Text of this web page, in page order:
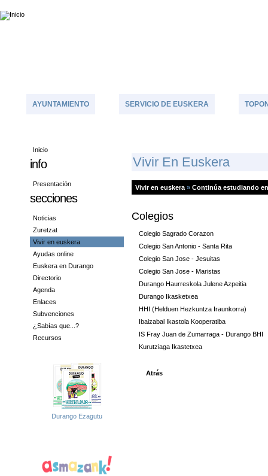
AYUNTAMIENTO SERVICIO DE EUSKERA
Inicio
info
Presentación
secciones
Noticias
Zuretzat
Vivir en euskera
Ayudas online
Euskera en Durango
Directorio
Agenda
Enlaces
Subvenciones
¿Sabías que...?
Recursos
Durango Ezagutu
VIvir En Euskera
Vivir en euskera » Continúa estudiando
Colegios
Colegio Sagrado Corazon
Colegio San Antonio - Santa Rita
Colegio San Jose - Jesuitas
Colegio San Jose - Maristas
Durango Haurreskola Julene Azpeitia
Durango Ikasketxea
HHI (Helduen Hezkuntza Iraunkorra)
Ibaizabal Ikastola Kooperatiba
IS Fray Juan de Zumarraga - Durango BHI
Kurutziaga Ikastetxea
Atrás